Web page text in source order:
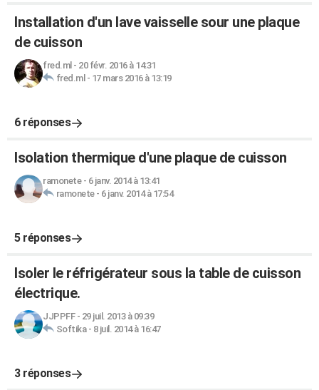
Installation d'un lave vaisselle sour une plaque
de cuisson
fred.ml - 20 févr. 2016 à 14:31
fred.ml - 17 mars 2016 à 13:19
6 réponses
Isolation thermique d'une plaque de cuisson
ramonete- 6 janv. 2014 à 13:41
ramonete- 6 janv. 2014 à 17:54
5 réponses
Isoler le réfrigérateur sous la table de cuisson
électrique.
JJPPFF- 29 juil. 2013 à 09:39
Softika- 8 juil. 2014 à 16:47
3 réponses